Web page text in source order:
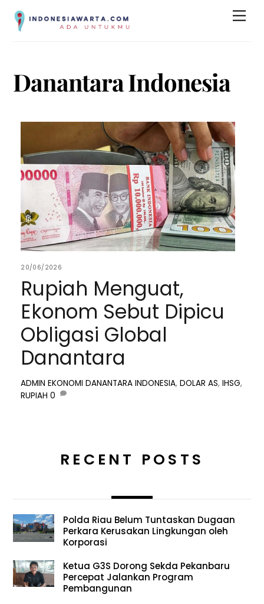
Danantara Indonesia
20/06/2026
Rupiah Menguat,
Ekonom Sebut Dipicu
Obligasi Global
Danantara
ADMIN EKONOMI DANANTARA INDONESIA,DOLAR AS,IHSG,
RUPIAH 0
RECENT POSTS
Polda Riau Belum Tuntaskan Dugaan
Perkara Kerusakan Lingkungan oleh
Korporasi
Ketua G3S Dorong Sekda Pekanbaru
Percepat Jalankan Program
Pembangunan